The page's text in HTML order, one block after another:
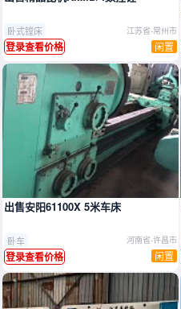
卧式镗床 江苏省-常州市
登录查看价格 闲置
出售安阳61100X 5米车床
卧车 河南省-许昌市
登录查看价格 闲置